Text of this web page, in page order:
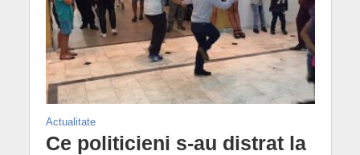
Actualitate
Ce politicieni s-au distrat la